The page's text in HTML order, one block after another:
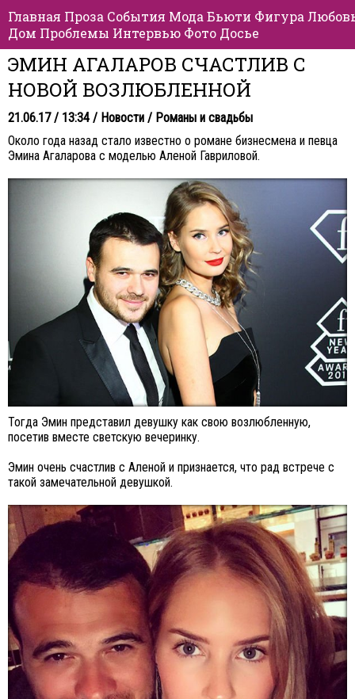
Главная Проза События Мода Бьюти Фигура
Дом Проблемы Интервью Фото Досье
ЭМИН АГАЛАРОВ СЧАСТЛИВ С
НОВОЙ ВОЗЛЮБЛЕННОЙ
21.06.17 / 13:34 / Новости / Романы и свадьбы
Около года назад стало известно о романе бизнесмена и певца
Эмина Агаларова с моделью Аленой Гавриловой.
Тогда Эмин представил девушку как свою возлюбленную,
посетив вместе светскую вечеринку.
Эмин очень счастлив с Аленой и признается, что рад встрече с
такой замечательной девушкой.